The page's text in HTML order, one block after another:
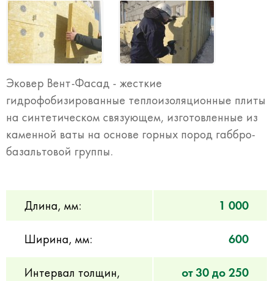
Эковер Вент-Фасад - жесткие
гидрофобизированные теплоизоляционные плиты
на синтетическом связующем, изготовленные из
каменной ваты на основе горных пород габбро-
базальтовой группы.
Длина, мм: 1 000
Ширина, мм: 600
Интервал толщин,
от 30 до 250